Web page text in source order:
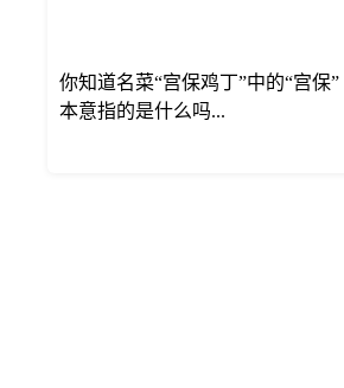
你知道名菜“宫保鸡丁”中的“宫保”
本意指的是什么吗...